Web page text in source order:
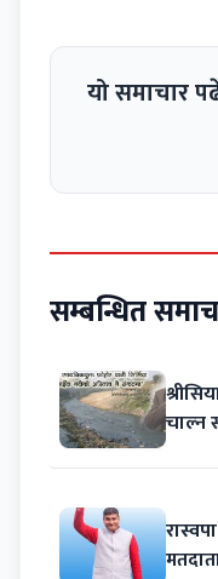
यो समाचार
सम्बन्धित
चाल्न